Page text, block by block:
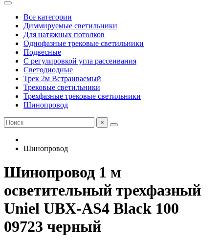
Все категории
Диммируемые светильники
Для натяжных потолков
Однофазные трековые светильники
Подвесные
С регулировкой угла рассеивания
Светодиодные
Трек 2м Встраиваемый
Трековые светильники
Трехфазные трековые светильники
Шинопровод
×
Шинопровод
Шинопровод 1 м
осветительный трехфазный
Uniel UBX-AS4 Black 100
09723 черный